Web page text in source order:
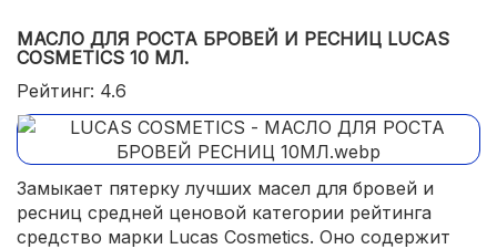
МАСЛО ДЛЯ РОСТА БРОВЕЙ И РЕСНИЦ LUCAS
COSMETICS 10 МЛ.
Рейтинг: 4.6
Замыкает пятерку лучших масел для бровей и
ресниц средней ценовой категории рейтинга
средство марки Lucas Cosmetics. Оно содержит